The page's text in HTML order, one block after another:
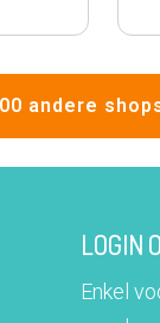
andere
LOGIN
Enkel